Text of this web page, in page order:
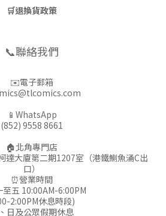
🛒退換貨政策
📞聯絡我們
✉️電子郵箱
📱WhatsApp
(852) 9558 8661
🏠北角專門店
達大廈第二期1207室（港鐵鰂魚涌C出
口）
⏰營業時間
至五 10:00AM-6:00PM
2:00PM休息時段)
日及公眾假期休息